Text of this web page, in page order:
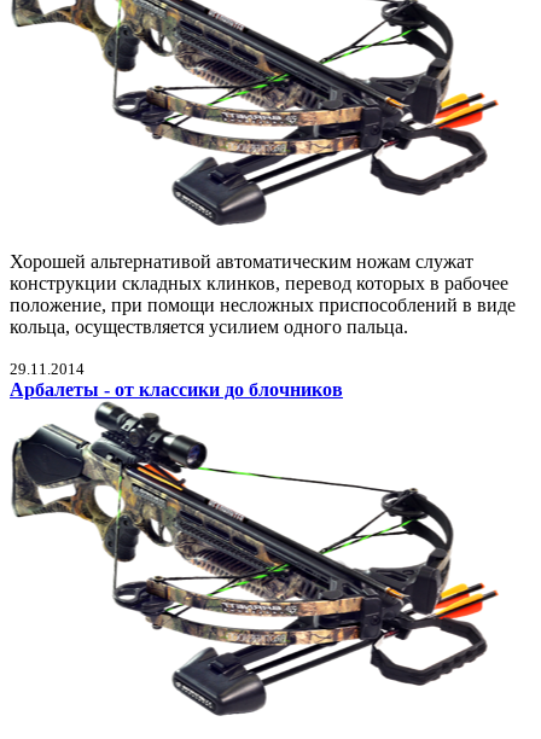
Хорошей альтернативой автоматическим ножам служат
конструкции складных клинков, перевод которых в рабочее
положение, при помощи несложных приспособлений в виде
кольца, осуществляется усилием одного пальца.
29.11.2014
Арбалеты - от классики до блочников